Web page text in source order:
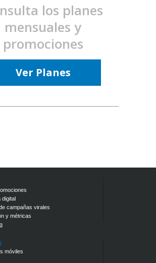
los planes
mensuales y
promociones
Ver Planes
digital
campañas virales
y métricas
móviles